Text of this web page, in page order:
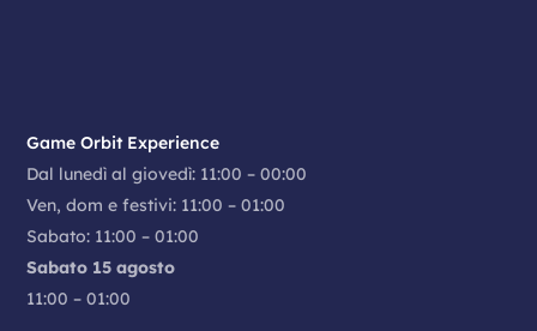
Game Orbit Experience
Dal lunedì al giovedì: 11:00 – 00:00
Ven, dom e festivi: 11:00 – 01:00
Sabato: 11:00 – 01:00
Sabato 15 agosto
11:00 – 01:00